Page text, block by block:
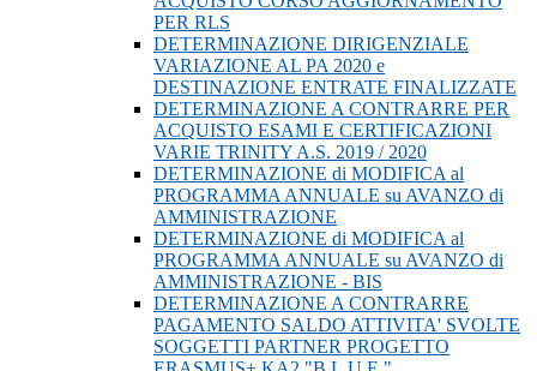
PER RLS
DETERMINAZIONE DIRIGENZIALE
VARIAZIONE AL PA 2020 e
DESTINAZIONE ENTRATE FINALIZZATE
DETERMINAZIONE A CONTRARRE PER
ACQUISTO ESAMI E CERTIFICAZIONI
VARIE TRINITY A.S. 2019 / 2020
DETERMINAZIONE di MODIFICA al
PROGRAMMA ANNUALE su AVANZO di
AMMINISTRAZIONE
DETERMINAZIONE di MODIFICA al
PROGRAMMA ANNUALE su AVANZO di
AMMINISTRAZIONE - BIS
DETERMINAZIONE A CONTRARRE
PAGAMENTO SALDO ATTIVITA' SVOLTE
SOGGETTI PARTNER PROGETTO